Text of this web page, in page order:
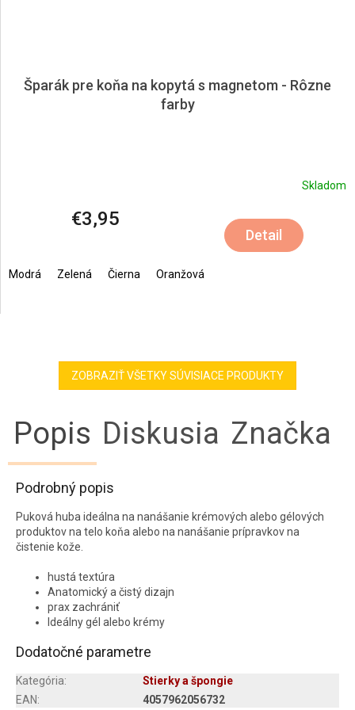
Šparák pre koňa na kopytá s magnetom - Rôzne
farby
Skladom
€3,95
Detail
Modrá Zelená Čierna Oranžová
ZOBRAZIŤ VŠETKY SÚVISIACE PRODUKTY
Popis Diskusia Značka
Podrobný popis
Puková huba ideálna na nanášanie krémových alebo gélových
produktov na telo koňa alebo na nanášanie prípravkov na
čistenie kože.
hustá textúra
Anatomický a čistý dizajn
prax zachrániť
Ideálny gél alebo krémy
Dodatočné parametre
Kategória:
Stierky a špongie
EAN: 4057962056732